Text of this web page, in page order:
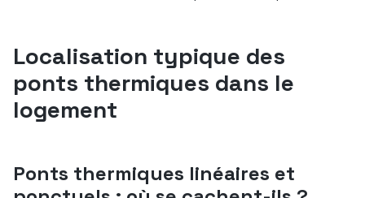
Localisation typique des
ponts thermiques dans le
logement
Ponts thermiques linéaires et